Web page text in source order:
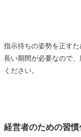
指示待ちの姿勢を正す
長い期間が必要なので
ください。
経営者のための習慣